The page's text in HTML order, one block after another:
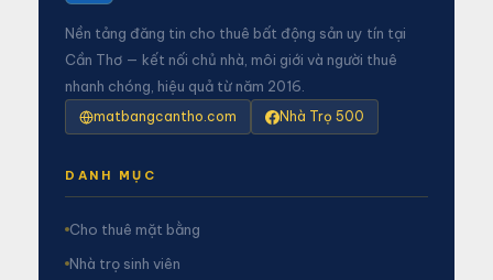
Nền tảng đăng tin cho thuê bất động sản uy tín tại
Cần Thơ — kết nối chủ nhà, môi giới và người thuê
nhanh chóng, hiệu quả từ năm 2016.
matbangcantho.com Nhà Trọ 500
DANH MỤC
Cho thuê mặt bằng
Nhà trọ sinh viên